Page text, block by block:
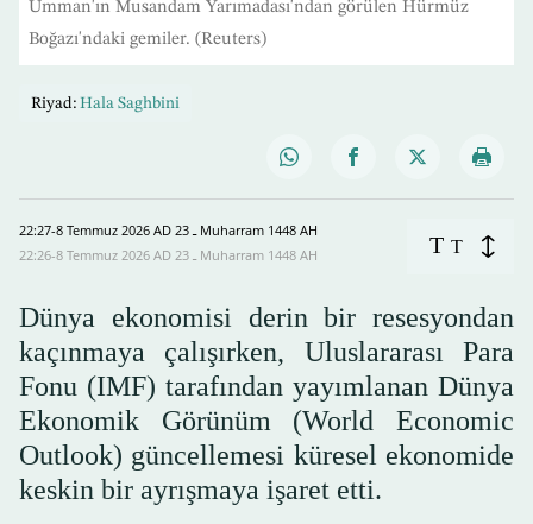
Umman'ın Musandam Yarımadası'ndan görülen Hürmüz
Boğazı'ndaki gemiler. (Reuters)
Riyad: Hala Saghbini
22:27-8 Temmuz 2026 AD ـ 23 Muharram 1448 AH
22:26-8 Temmuz 2026 AD ـ 23 Muharram 1448 AH
T T
Dünya ekonomisi derin bir resesyondan
kaçınmaya çalışırken, Uluslararası Para
Fonu (IMF) tarafından yayımlanan Dünya
Ekonomik Görünüm (World Economic
Outlook) güncellemesi küresel ekonomide
keskin bir ayrışmaya işaret etti.